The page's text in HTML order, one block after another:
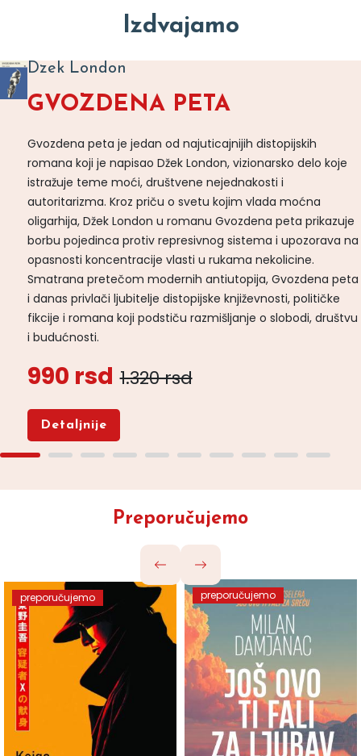
Izdvajamo
Dzek London
GVOZDENA PETA
Gvozdena peta je jedan od najuticajnijih distopijskih
romana koji je napisao Džek London, vizionarsko delo koje
istražuje teme moći, društvene nejednakosti i
autoritarizma. Kroz priču o svetu kojim vlada moćna
oligarhija, Džek London u romanu Gvozdena peta prikazuje
borbu pojedinca protiv represivnog sistema i upozorava na
opasnosti koncentracije vlasti u rukama nekolicine.
Smatrana pretečom modernih antiutopija, Gvozdena peta
i danas privlači ljubitelje distopijske književnosti, političke
fikcije i romana koji podstiču razmišljanje o slobodi, društvu
i budućnosti.
990 rsd 1.320 rsd
Detaljnije
Preporučujemo
preporučujemo preporučujemo